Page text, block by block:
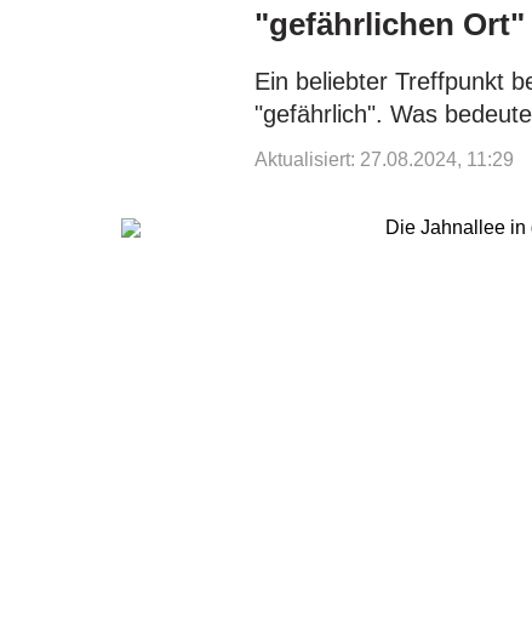
"gefährlichen Ort"
Ein beliebter Treffpunkt
"gefährlich". Was
Aktualisiert: 27.08.2024, 11:29